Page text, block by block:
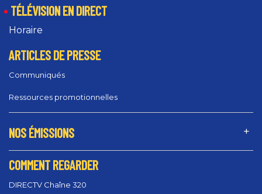
TÉLÉVISION EN DIRECT
Horaire
ARTICLES DE PRESSE
Communiqués
Ressources promotionnelles
NOS ÉMISSIONS
COMMENT REGARDER
DIRECTV Chaîne 320